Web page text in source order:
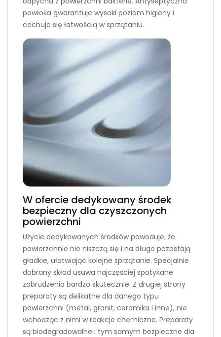
powłoka gwarantuje wysoki poziom higieny i
cechuje się łatwością w sprzątaniu.
W ofercie dedykowany środek
bezpieczny dla czyszczonych
powierzchni
Użycie dedykowanych środków powoduje, że
powierzchnie nie niszczą się i na długo pozostają
gładkie, ułatwiając kolejne sprzątanie. Specjalnie
dobrany skład usuwa najczęściej spotykane
zabrudzenia bardzo skutecznie. Z drugiej strony
preparaty są delikatne dla danego typu
powierzchni (metal, granit, ceramika i inne), nie
wchodząc z nimi w reakcje chemiczne. Preparaty
są biodegradowalne i tym samym bezpieczne dla